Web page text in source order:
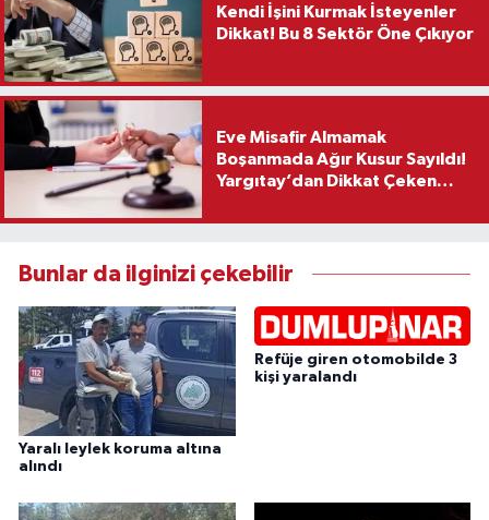
Kendi İşini Kurmak İsteyenler
Dikkat! Bu 8 Sektör Öne Çıkıyor
Eve Misafir Almamak
Boşanmada Ağır Kusur Sayıldı!
Yargıtay’dan Dikkat Çeken
Bunlar da ilginizi çekebilir
Yaralı leylek koruma altına
alındı
Refüje giren otomobilde 3
kişi yaralandı